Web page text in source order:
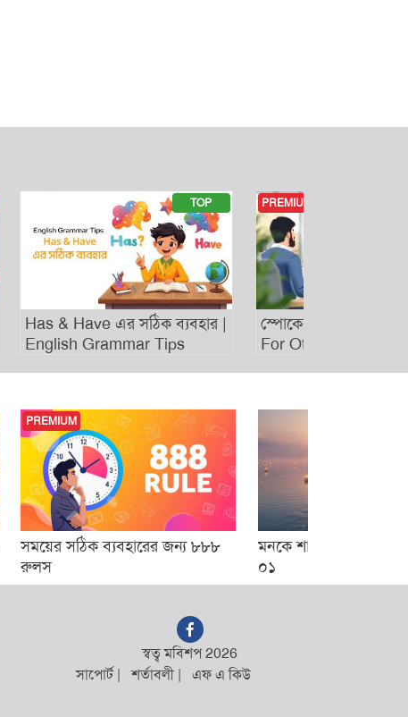
TOP
Has & Have এর সঠিক ব্যবহার |
English Grammar Tips
PREMIUM
স্পোকেন ইংলিশ: Daily
For Office or
PREMIUM
সময়ের সঠিক ব্যবহারের জন্য ৮৮৮
রুলস
মনকে শান্ত করার
০১
স্বত্ব মবিশপ 2026
সাপোর্ট | শর্তাবলী | এফ এ কিউ